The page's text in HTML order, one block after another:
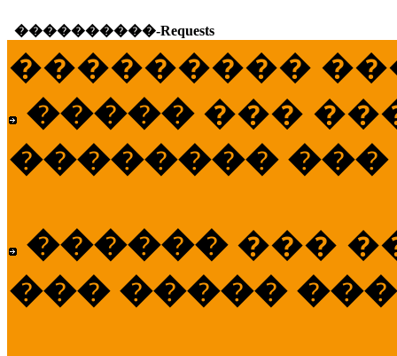
����������-Requests
���������
����� ���
�������� ���
������ ���
��� �����